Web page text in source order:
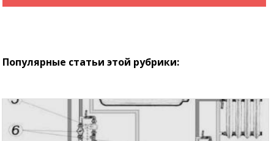
Популярные статьи этой рубрики: